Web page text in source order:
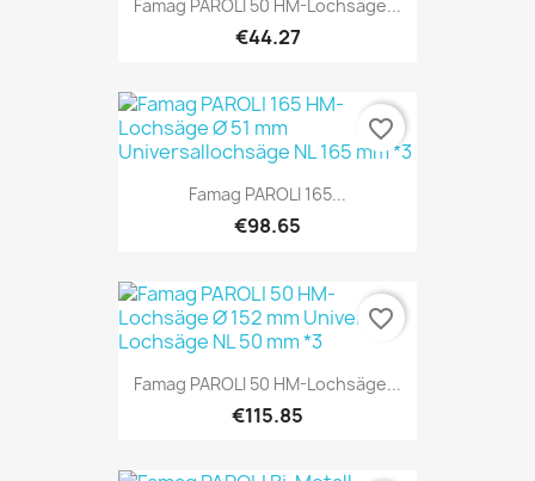
Famag PAROLI 50 HM-Lochsäge...
€44.27
Famag PAROLI 165...
€98.65
favorite_border
Famag PAROLI 50 HM-Lochsäge...
€115.85
favorite_border